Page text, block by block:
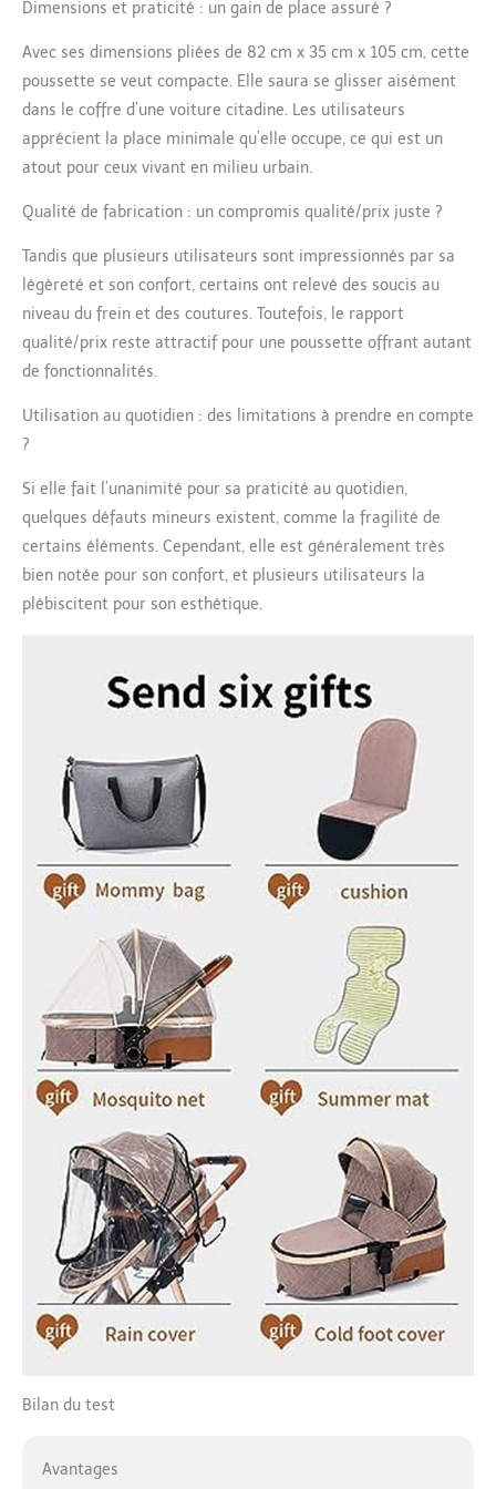
sécurité telles que la
norme européenne
en1888, double
absorption des chocs
par le ressort
d'évitement de la roue
suspension de la roue
efficacement les chocs
complexes de la route,
le cadre pèse jusqu'à
25 kg, offrant à bébé
un environnement de
plus rassurants.
pliage automatique à
une touche, 10
secondes pour
terminer la collecte,
peut fonctionner d'une
seule main, convient à
d'une fonction de
station debout arrière
pliante pour éviter le
contact du corps avec
le sol sale, conception
transport portable
supérieure, facile à
mettre dans le coffre
de la voiture ou le
porte - bagages en fer
à grande vitesse, pour
répondre aux besoins
Multi - scénarios tels
que les excursions
familiales, les visites
transnationales et
autres. Conception de
détails humanisés:
accoudoirs orientables
pour soutenir la
poussée avant (soins
parentaux) et la
poussée arrière (bébé
regarde le monde),
conditions routières
complexes direction
flexible, système de
freinage double roue
Dimensions et praticité : un gain de place assuré ?
Avec ses dimensions pliées de 82 cm x 35 cm x 105 cm, cette
poussette se veut compacte. Elle saura se glisser aisément
dans le coffre d’une voiture citadine. Les utilisateurs
apprécient la place minimale qu’elle occupe, ce qui est un
atout pour ceux vivant en milieu urbain.
Qualité de fabrication : un compromis qualité/prix juste ?
Tandis que plusieurs utilisateurs sont impressionnés par sa
légèreté et son confort, certains ont relevé des soucis au
niveau du frein et des coutures. Toutefois, le rapport
qualité/prix reste attractif pour une poussette offrant autant
de fonctionnalités.
Utilisation au quotidien : des limitations à prendre en compte
?
Si elle fait l’unanimité pour sa praticité au quotidien,
quelques défauts mineurs existent, comme la fragilité de
certains éléments. Cependant, elle est généralement très
bien notée pour son confort, et plusieurs utilisateurs la
plébiscitent pour son esthétique.
Bilan du test
Avantages